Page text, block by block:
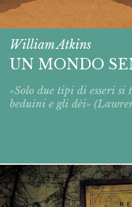
William Atkins
UN MONDO
«Solo due tipi di esseri si
beduini e gli dèi»